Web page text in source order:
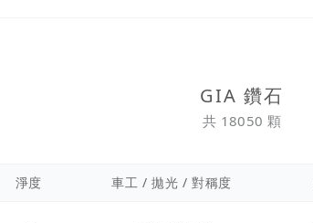
GIA 鑽石
共 18050 顆
淨度 車工 / 拋光 / 對稱度